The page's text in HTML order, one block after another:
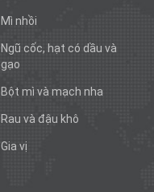
Mì nhồi
Ngũ cốc, hạt có dầu và
gạo
Bột mì và mạch nha
Rau và đậu khô
Gia vị